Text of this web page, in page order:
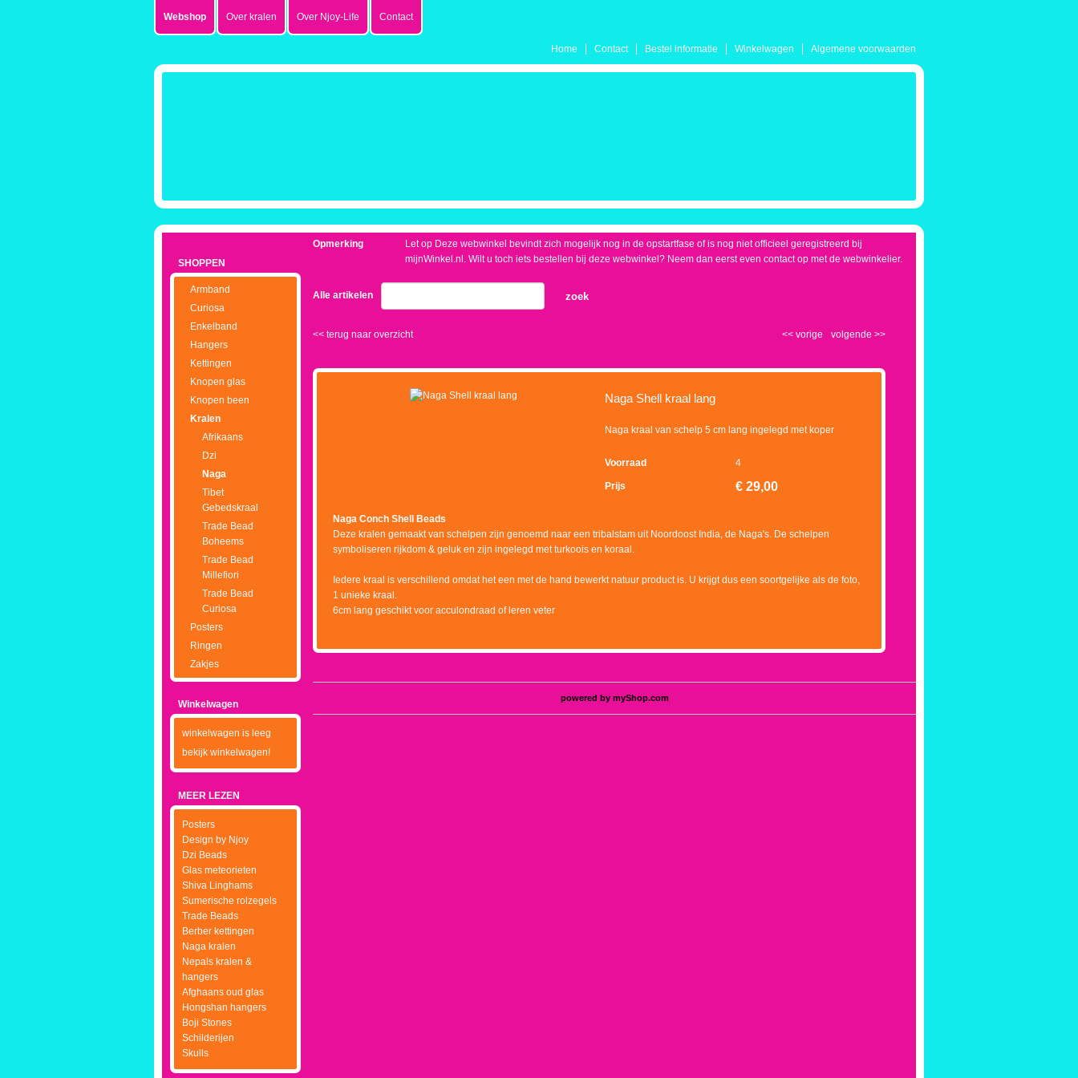
Home Contact Bestel informatie Winkelwagen Algemene voorwaarden
Webshop Over kralen Over Njoy-Life Contact
SHOPPEN
Armband
Curiosa
Enkelband
Hangers
Kettingen
Knopen glas
Knopen been
Kralen
Afrikaans
Dzi
Naga
Tibet
Gebedskraal
Trade Bead
Boheems
Trade Bead
Millefiori
Trade Bead
Curiosa
Posters
Ringen
Zakjes
Winkelwagen
winkelwagen is leeg
bekijk winkelwagen!
MEER LEZEN
Posters
Design by Njoy
Dzi Beads
Glas meteorieten
Shiva Linghams
Sumerische rolzegels
Trade Beads
Berber kettingen
Naga kralen
Nepals kralen &
hangers
Afghaans oud glas
Hongshan hangers
Boji Stones
Schilderijen
Skulls
Opmerking
Let op Deze webwinkel bevindt zich mogelijk nog in de opstartfase of is nog niet officieel geregistreerd bij
mijnWinkel.nl. Wilt u toch iets bestellen bij deze webwinkel? Neem dan eerst even contact op met de webwinkelier.
Alle artikelen zoek
<< terug naar overzicht volgende >>
<<vorige
Naga Shell kraal lang
Naga kraal van schelp 5 cm lang ingelegd met koper
Voorraad 4
Prijs € 29,00
Naga Conch Shell Beads
Deze kralen gemaakt van schelpen zijn genoemd naar een tribalstam uit Noordoost India, de Naga's. De schelpen
symboliseren rijkdom & geluk en zijn ingelegd met turkoois en koraal.
Iedere kraal is verschillend omdat het een met de hand bewerkt natuur product is. U krijgt dus een soortgelijke als de foto,
1 unieke kraal.
6cm lang geschikt voor acculondraad of leren veter
powered by myShop.com